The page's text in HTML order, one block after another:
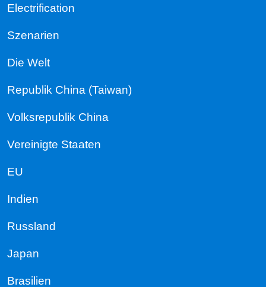
Electrification
Szenarien
Die Welt
Republik China (Taiwan)
Volksrepublik China
Vereinigte Staaten
EU
Indien
Russland
Japan
Brasilien